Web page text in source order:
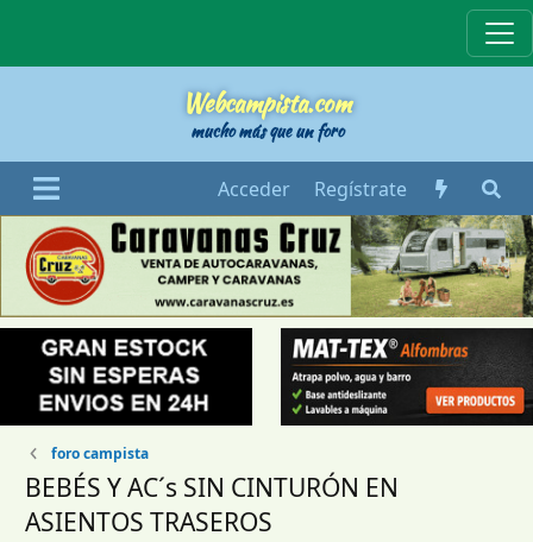
Webcampista.com
mucho más que un foro
Acceder Regístrate
foro campista
BEBÉS Y AC´s SIN CINTURÓN EN
ASIENTOS TRASEROS